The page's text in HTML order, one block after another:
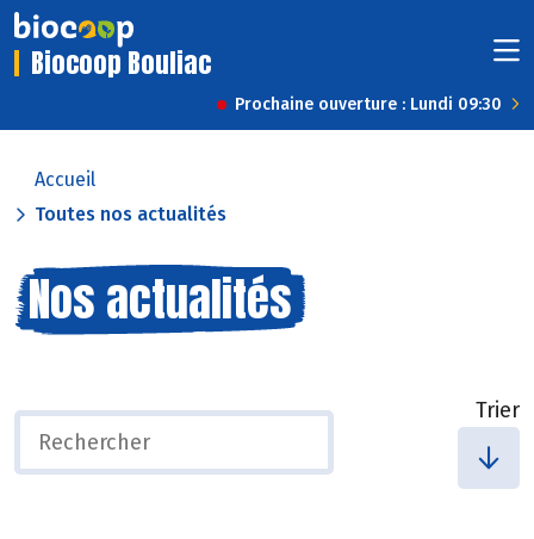
Biocoop Bouliac
Prochaine ouverture : Lundi 09:30
Accueil
Toutes nos actualités
Nos actualités
Trier